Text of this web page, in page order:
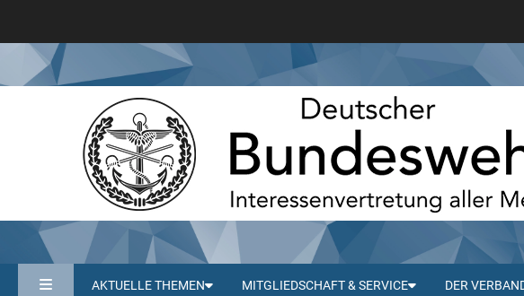
AKTUELLE THEMEN MITGLIEDSCHAFT & SERVICE DER